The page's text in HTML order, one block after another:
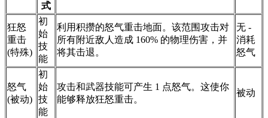
式
狂怒
重击
(特殊)
初
始
技
能
利用积攒的怒气重击地面。该范围攻击对
所有附近敌人造成 160% 的物理伤害，并
将其击退。
无 -
消耗
怒气
怒气
(被动)
初
始
技
能
攻击和武器技能可产生 1 点怒气。这使你
能够释放狂怒重击。
被动